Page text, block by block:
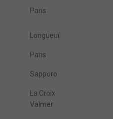
Paris
Longueuil
Paris
Sapporo
La Croix
Valmer